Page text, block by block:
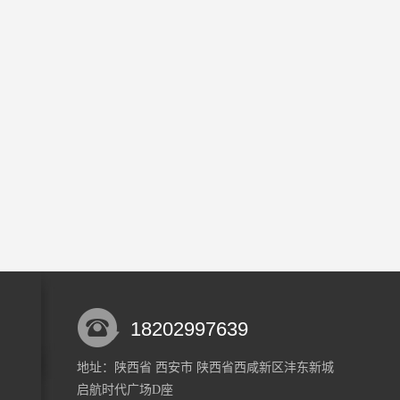
18202997639
地址：陕西省 西安市 陕西省西咸新区沣东新城
启航时代广场D座